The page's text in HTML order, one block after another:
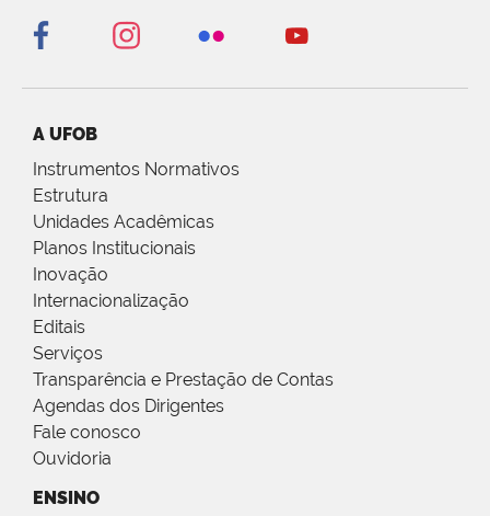
A UFOB
Instrumentos Normativos
Estrutura
Unidades Acadêmicas
Planos Institucionais
Inovação
Internacionalização
Editais
Serviços
Transparência e Prestação de Contas
Agendas dos Dirigentes
Fale conosco
Ouvidoria
ENSINO